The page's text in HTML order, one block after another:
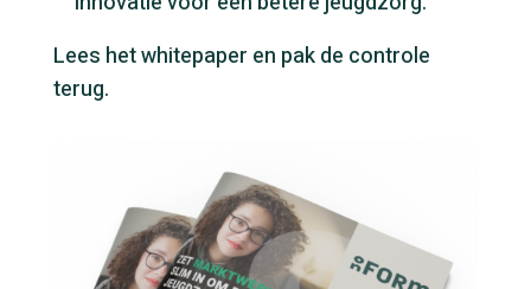
Lees het whitepaper en pak de controle
terug.